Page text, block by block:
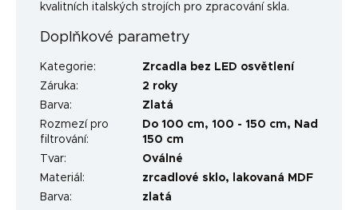
kvalitních italských strojích pro zpracování skla.
Doplňkové parametry
Kategorie:
Zrcadla bez LED osvětlení
Záruka:
2 roky
Barva:
Zlatá
Rozmezí pro
filtrování:
Do 100 cm, 100 - 150 cm, Nad
150 cm
Tvar:
Oválné
Materiál :
zrcadlové sklo, lakovaná MDF
Barva: zlatá